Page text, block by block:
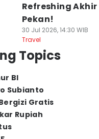
Refreshing Akhir
Pekan!
30 Jul 2026, 14:30 WIB
Travel
Topics
BI
Subianto
Gratis
Rupiah